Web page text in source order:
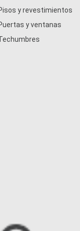
y revestimientos
y ventanas